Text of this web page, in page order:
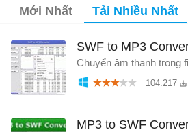
Mới Nhất Tải Nhiều Nhất
SWF to MP3
Chuyển âm thanh trong
104.217
MP3 to SWF